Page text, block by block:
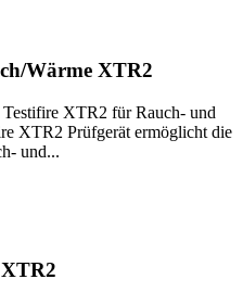
Wärme XTR2
XTR2 für Rauch- und
XTR2 Prüfgerät ermöglicht die
und...
XTR2